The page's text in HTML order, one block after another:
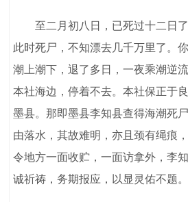
至二月初八日，已死过十二日了
此时死尸，不知漂去几千万里了。
潮上潮下，退了多日，一夜乘潮逆
本社海边，停着不去。本社保正于
墨县。那即墨县李知县查得海潮死
由落水，其故难明，亦且颈有绳痕
令地方一面收贮，一面访拿外，李
诚祈祷，务期报应，以显灵佑不题。